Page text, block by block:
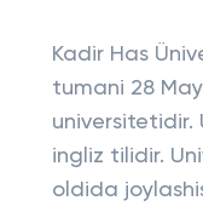
Kadir Has
tumani 28
universitetidir.
ingliz tilidir.
oldida